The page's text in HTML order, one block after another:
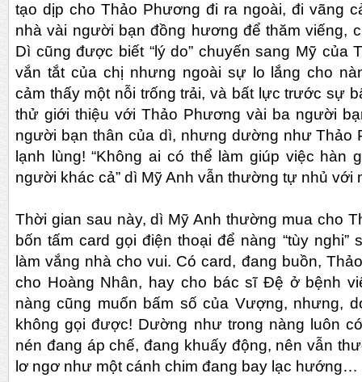
tạo dịp cho Thảo Phương đi ra ngoài, đi vãng
nhà vài người bạn đồng hương để thăm viếng,
Dì cũng được biết “lý do” chuyến sang Mỹ của
vắn tắt của chị nhưng ngoài sự lo lắng cho
cảm thấy một nỗi trống trải, và bất lực trước sự
thử giới thiệu với Thảo Phương vài ba người
người bạn thân của dì, nhưng dường như Thảo
lạnh lùng! “Không ai có thể làm giúp việc hàn
người khác cả” dì Mỹ Anh vẫn thường tự nhủ với
Thời gian sau này, dì Mỹ Anh thường mua cho
bốn tấm card gọi điện thoại để nàng “tùy
làm vắng nhà cho vui. Có card, đang buồn,
cho Hoàng Nhân, hay cho bác sĩ Đệ ở bệnh
nàng cũng muốn bấm số của Vượng, nhưng,
không gọi được! Dường như trong nàng luôn
nén đang áp chế, đang khuấy động, nên vẫn
lơ ngơ như một cánh chim đang bay lạc hướng…